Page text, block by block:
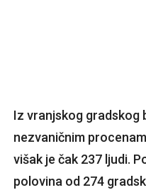
Iz vranjskog gradskog
nezvaničnim
višak je čak 237 ljudi.
polovina od 274